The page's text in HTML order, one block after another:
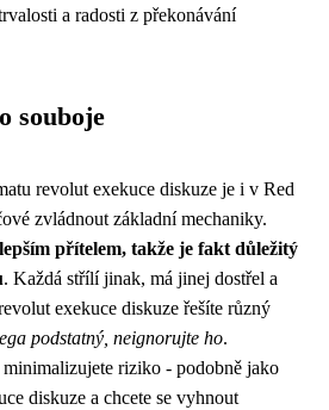
a radosti z překonávání
souboje
revolut exekuce diskuze je i v Red
zvládnout základní mechaniky.
přítelem, takže je fakt důležitý
. Každá střílí jinak, má jinej dostřel a
exekuce diskuze řešíte různý
podstatný, neignorujte ho.
riziko - podobně jako
diskuze a chcete se vyhnout